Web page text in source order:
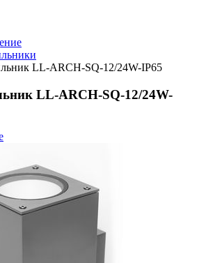
LL-ARCH-SQ-12/24W-IP65
LL-ARCH-SQ-12/24W-